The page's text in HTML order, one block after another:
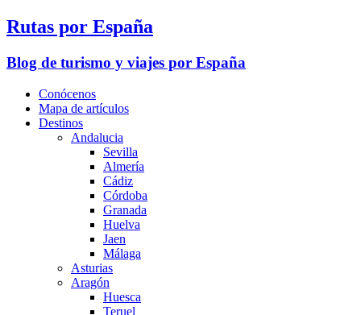
Rutas por España
Blog de turismo y viajes por España
Conócenos
Mapa de artículos
Destinos
Andalucia
Sevilla
Almería
Cádiz
Córdoba
Granada
Huelva
Jaen
Málaga
Asturias
Aragón
Huesca
Teruel